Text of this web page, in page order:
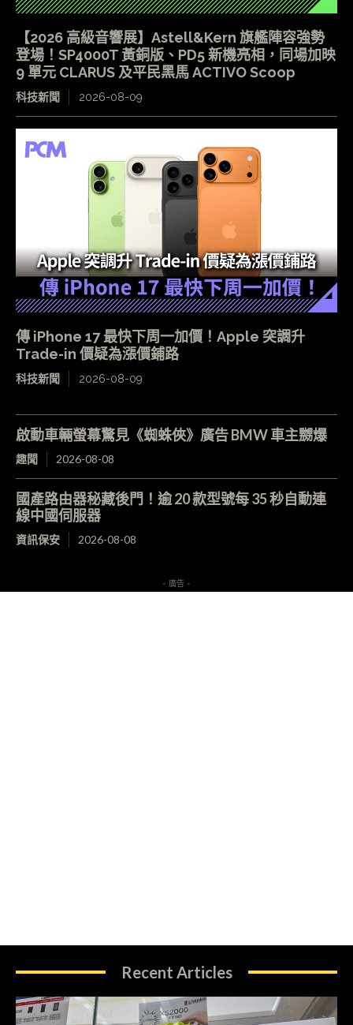
【2026 高級音響展】Astell&Kern 旗艦陣容強勢
登場！SP4000T 黃銅版、PD5 新機亮相，同場加映
9 單元 CLARUS 及平民黑馬 ACTIVO Scoop
科技新聞 2026-08-09
傳 iPhone 17 最快下周一加價！Apple 突調升
Trade-in 價疑為漲價鋪路
科技新聞 2026-08-09
啟動車輛螢幕驚見《蜘蛛俠》廣告 BMW 車主嬲爆
趣聞 2026-08-08
國產路由器秘藏後門！逾 20 款型號每 35 秒自動連
線中國伺服器
資訊保安 2026-08-08
- 廣告 -
Recent Articles